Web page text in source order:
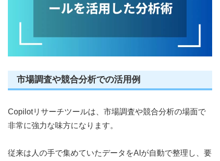
市場調査や競合分析での活用例
Copilotリサーチツールは、市場調査や競合分析の場面で
非常に強力な味方になります。
従来は人の手で集めていたデータをAIが自動で整理し、要